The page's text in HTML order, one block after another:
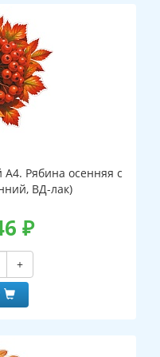
Рябина осенняя с
ВД-лак)
₽
+